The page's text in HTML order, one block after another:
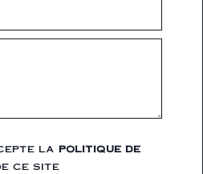
la politique de
ce site